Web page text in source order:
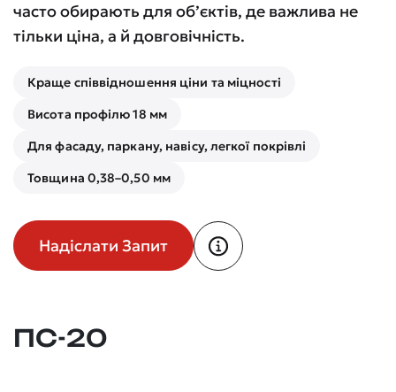
часто обирають для об’єктів, де важлива не
тільки ціна, а й довговічність.
Краще співвідношення ціни та міцності
Висота профілю 18 мм
Для фасаду, паркану, навісу, легкої покрівлі
Товщина 0,38–0,50 мм
Надіслати Запит
ПС-20